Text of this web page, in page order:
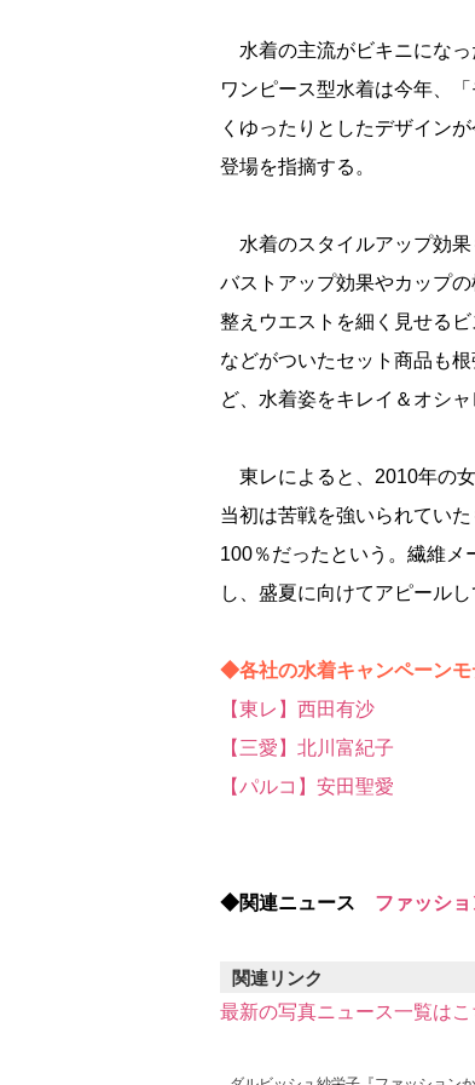
水着の主流がビキニになっ
ワンピース型水着は今年、
くゆったりとしたデザイン
登場を指摘する。
水着のスタイルアップ効果
バストアップ効果やカップ
整えウエストを細く見せる
などがついたセット商品も
ど、水着姿をキレイ＆オシ
東レによると、2010年の
当初は苦戦を強いられてい
100％だったという。繊維メ
し、盛夏に向けてアピールし
◆各社の水着キャンペーンモ
【東レ】西田有沙
【三愛】北川富紀子
【パルコ】安田聖愛
◆関連ニュース ファッショ
関連リンク
最新の写真ニュース一覧はこ